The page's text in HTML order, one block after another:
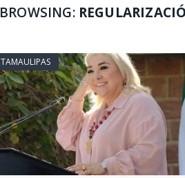
BROWSING:
TAMAULIPAS